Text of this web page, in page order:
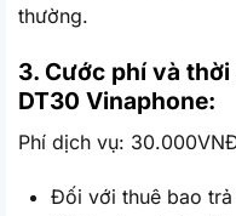
thường.
3. Cước phí và
DT30 Vinaphone:
Phí dịch vụ:
Đối với thuê bao